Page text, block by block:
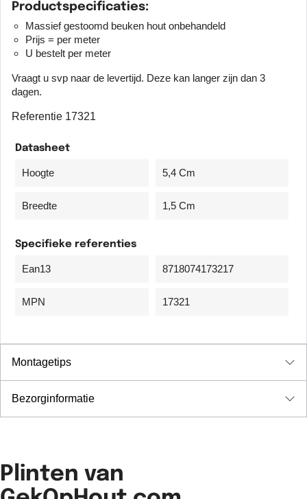
Productspecificaties:
Massief gestoomd beuken hout onbehandeld
Prijs = per meter
U bestelt per meter
Vraagt u svp naar de levertijd. Deze kan langer zijn dan 3
dagen.
Referentie 17321
Datasheet
Hoogte 5,4 Cm
Breedte 1,5 Cm
Specifieke referenties
Ean13 8718074173217
MPN 17321
Montagetips
Bezorginformatie
Plinten van